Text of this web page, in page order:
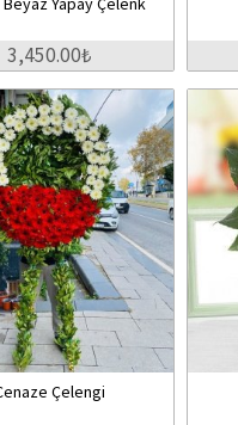
3,450.00₺
Çelengi